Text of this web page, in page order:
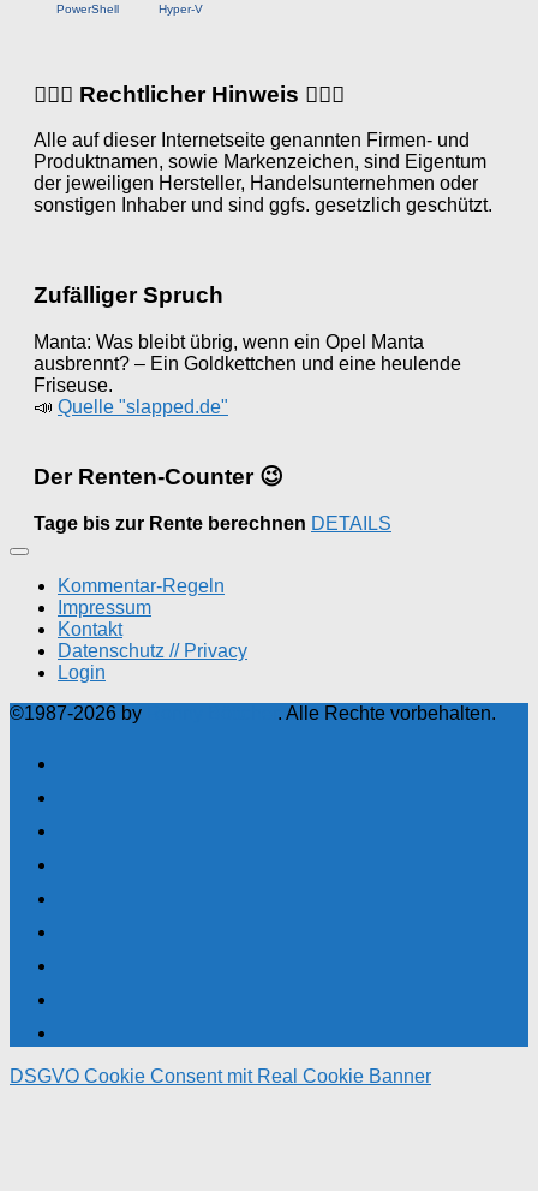
PowerShell Hyper-V
👨🏼‍⚖️ Rechtlicher Hinweis 👩🏼‍⚖️
Alle auf dieser Internetseite genannten Firmen- und
Produktnamen, sowie Markenzeichen, sind Eigentum
der jeweiligen Hersteller, Handelsunternehmen oder
sonstigen Inhaber und sind ggfs. gesetzlich geschützt.
Zufälliger Spruch
Manta: Was bleibt übrig, wenn ein Opel Manta
ausbrennt? – Ein Goldkettchen und eine heulende
Friseuse.
📣 Quelle "slapped.de"
Der Renten-Counter 😉
Tage bis zur Rente berechnen DETAILS
Kommentar-Regeln
Impressum
Kontakt
Datenschutz // Privacy
Login
©1987-2026 by
. Alle Rechte vorbehalten.
DSGVO Cookie Consent mit Real Cookie Banner